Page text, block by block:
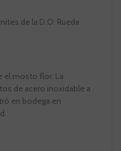
de la D.O. Rueda
el mosto flor. La
de acero inoxidable a
en bodega en